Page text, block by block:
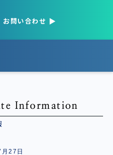
お問い合わせ
Information
27日